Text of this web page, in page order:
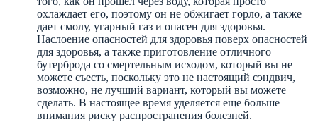
охлаждает его, поэтому он не обжигает горло, а также
дает смолу, угарный газ и опасен для здоровья.
Наслоение опасностей для здоровья поверх опасностей
для здоровья, а также приготовление отличного
бутерброда со смертельным исходом, который вы не
можете съесть, поскольку это не настоящий сэндвич,
возможно, не лучший вариант, который вы можете
сделать. В настоящее время уделяется еще больше
внимания риску распространения болезней.